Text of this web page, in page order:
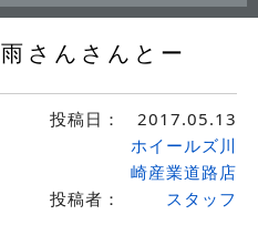
雨さんさんとー
投稿日： 2017.05.13
投稿者：
ホイールズ川
崎産業道路店
スタッフ